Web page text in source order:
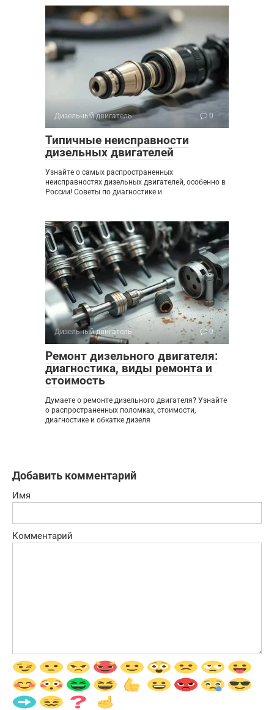
Дизельный двигатель 0
Типичные неисправности
дизельных двигателей
Узнайте о самых распространенных
неисправностях дизельных двигателей, особенно в
России! Советы по диагностике и
Дизельный двигатель 0
Ремонт дизельного двигателя:
диагностика, виды ремонта и
стоимость
Думаете о ремонте дизельного двигателя? Узнайте
о распространенных поломках, стоимости,
диагностике и обкатке дизеля
Добавить комментарий
Имя
Комментарий